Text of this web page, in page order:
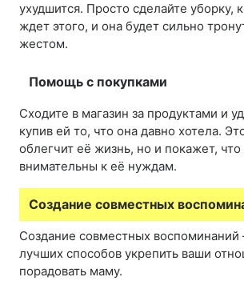
ухудшится. Просто сделайте уборку,
ждет этого, и она будет сильно
жестом.
Помощь с покупками
Сходите в магазин за продуктами и
купив ей то, что она давно хотела.
облегчит её жизнь, но и покажет, что
внимательны к её нуждам.
Создание совместных
Создание совместных
лучших способов укрепить ваши
порадовать маму.